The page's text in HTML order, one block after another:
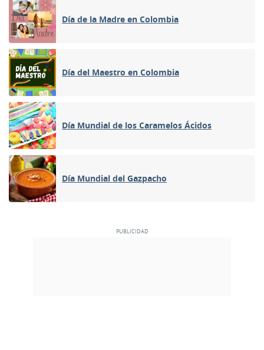
Día de la Madre en Colombia
Día del Maestro en Colombia
Día Mundial de los Caramelos Ácidos
Día Mundial del Gazpacho